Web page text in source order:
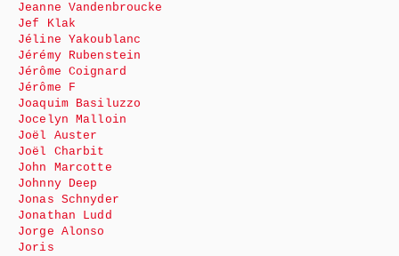
Jeanne Vandenbroucke
Jef Klak
Jéline Yakoublanc
Jérémy Rubenstein
Jérôme Coignard
Jérôme F
Joaquim Basiluzzo
Jocelyn Malloin
Joël Auster
Joël Charbit
John Marcotte
Johnny Deep
Jonas Schnyder
Jonathan Ludd
Jorge Alonso
Joris